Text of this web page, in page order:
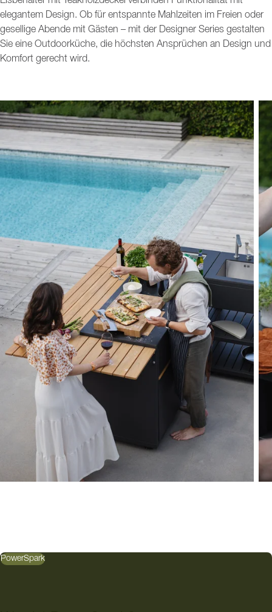
elegantem Design. Ob für entspannte Mahlzeiten im Freien oder
gesellige Abende mit Gästen – mit der Designer Series gestalten
Sie eine Outdoorküche, die höchsten Ansprüchen an Design und
Komfort gerecht wird.
PowerSpark